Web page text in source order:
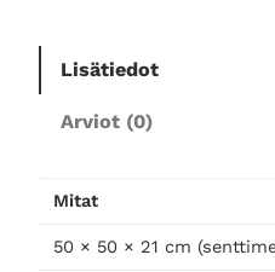
a
i
m
Lisätiedot
Arviot (0)
Mitat
50 × 50 × 21 cm